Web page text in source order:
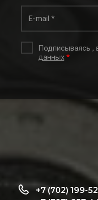
Подписываясь ,
данных *
+7 (702) 199-